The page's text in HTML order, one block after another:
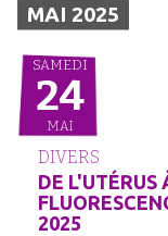
MAI 2025
SAMEDI
24
MAI
DIVERS
DE L'UTÉRUS
2025